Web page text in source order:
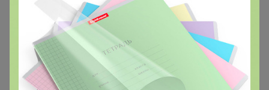
Номинировать на медаль
1